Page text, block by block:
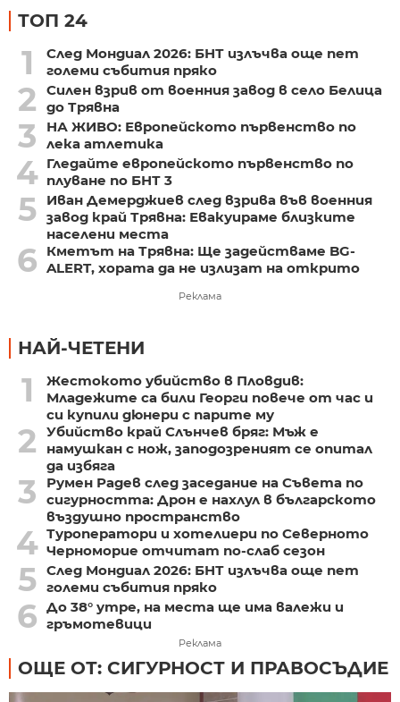
ТОП 24
1
След Мондиал 2026: БНТ излъчва още пет
големи събития пряко
2
Силен взрив от военния завод в село Белица
до Трявна
3
НА ЖИВО: Европейското първенство по
лека атлетика
4 Гледайте европейското първенство по
плуване по БНТ 3
5
Иван Демерджиев след взрива във военния
завод край Трявна: Евакуираме близките
населени места
6
Кметът на Трявна: Ще задействаме BG-
ALERT, хората да не излизат на открито
Реклама
НАЙ-ЧЕТЕНИ
1
Жестокото убийство в Пловдив:
Младежите са били Георги повече от час и
си купили дюнери с парите му
2
Убийство край Слънчев бряг: Мъж е
намушкан с нож, заподозреният се опитал
да избяга
3
Румен Радев след заседание на Съвета по
сигурността: Дрон е нахлул в българското
въздушно пространство
4 Туроператори и хотелиери по Северното
Черноморие отчитат по-слаб сезон
5 След Мондиал 2026: БНТ излъчва още пет
големи събития пряко
6 До 38° утре, на места ще има валежи и
гръмотевици
Реклама
ОЩЕ ОТ: СИГУРНОСТ И ПРАВОСЪДИЕ